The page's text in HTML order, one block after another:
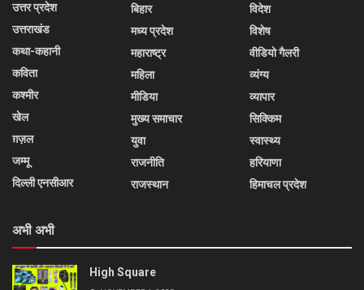
उत्तर प्रदेश
उत्तराखंड
कथा-कहानी
कविता
कश्मीर
खेल
ग़ज़ल
जम्मू
दिल्ली एनसीआर
बिहार
मध्य प्रदेश
महाराष्ट्र
महिला
मीडिया
मुख्य समाचार
युवा
राजनीति
राजस्थान
विदेश
विशेष
वीडियो गैलरी
व्यंग्य
व्यापार
सिक्किम
स्वास्थ्य
हरियाणा
हिमाचल प्रदेश
अभी अभी
High Square